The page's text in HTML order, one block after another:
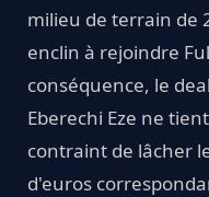
milieu de terrain de
enclin à rejoindre
conséquence, le
Eberechi Eze ne
contraint de lâcher
d'euros